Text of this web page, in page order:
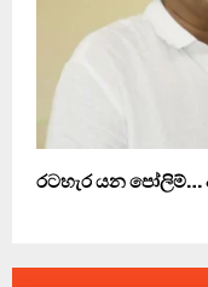
රටහැර යන